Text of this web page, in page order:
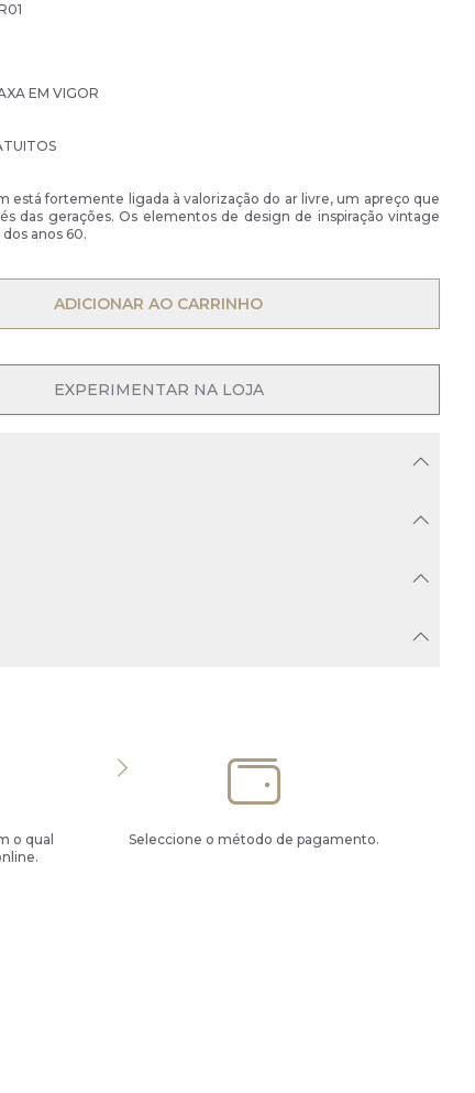
EM VIGOR
está fortemente ligada à valorização do ar livre, um apreço que
das gerações. Os elementos de design de inspiração vintage
anos 60.
OPEN MENU
ADICIONAR AO CARRINHO
EXPERIMENTAR NA LOJA
o qual
Seleccione o método de pagamento.